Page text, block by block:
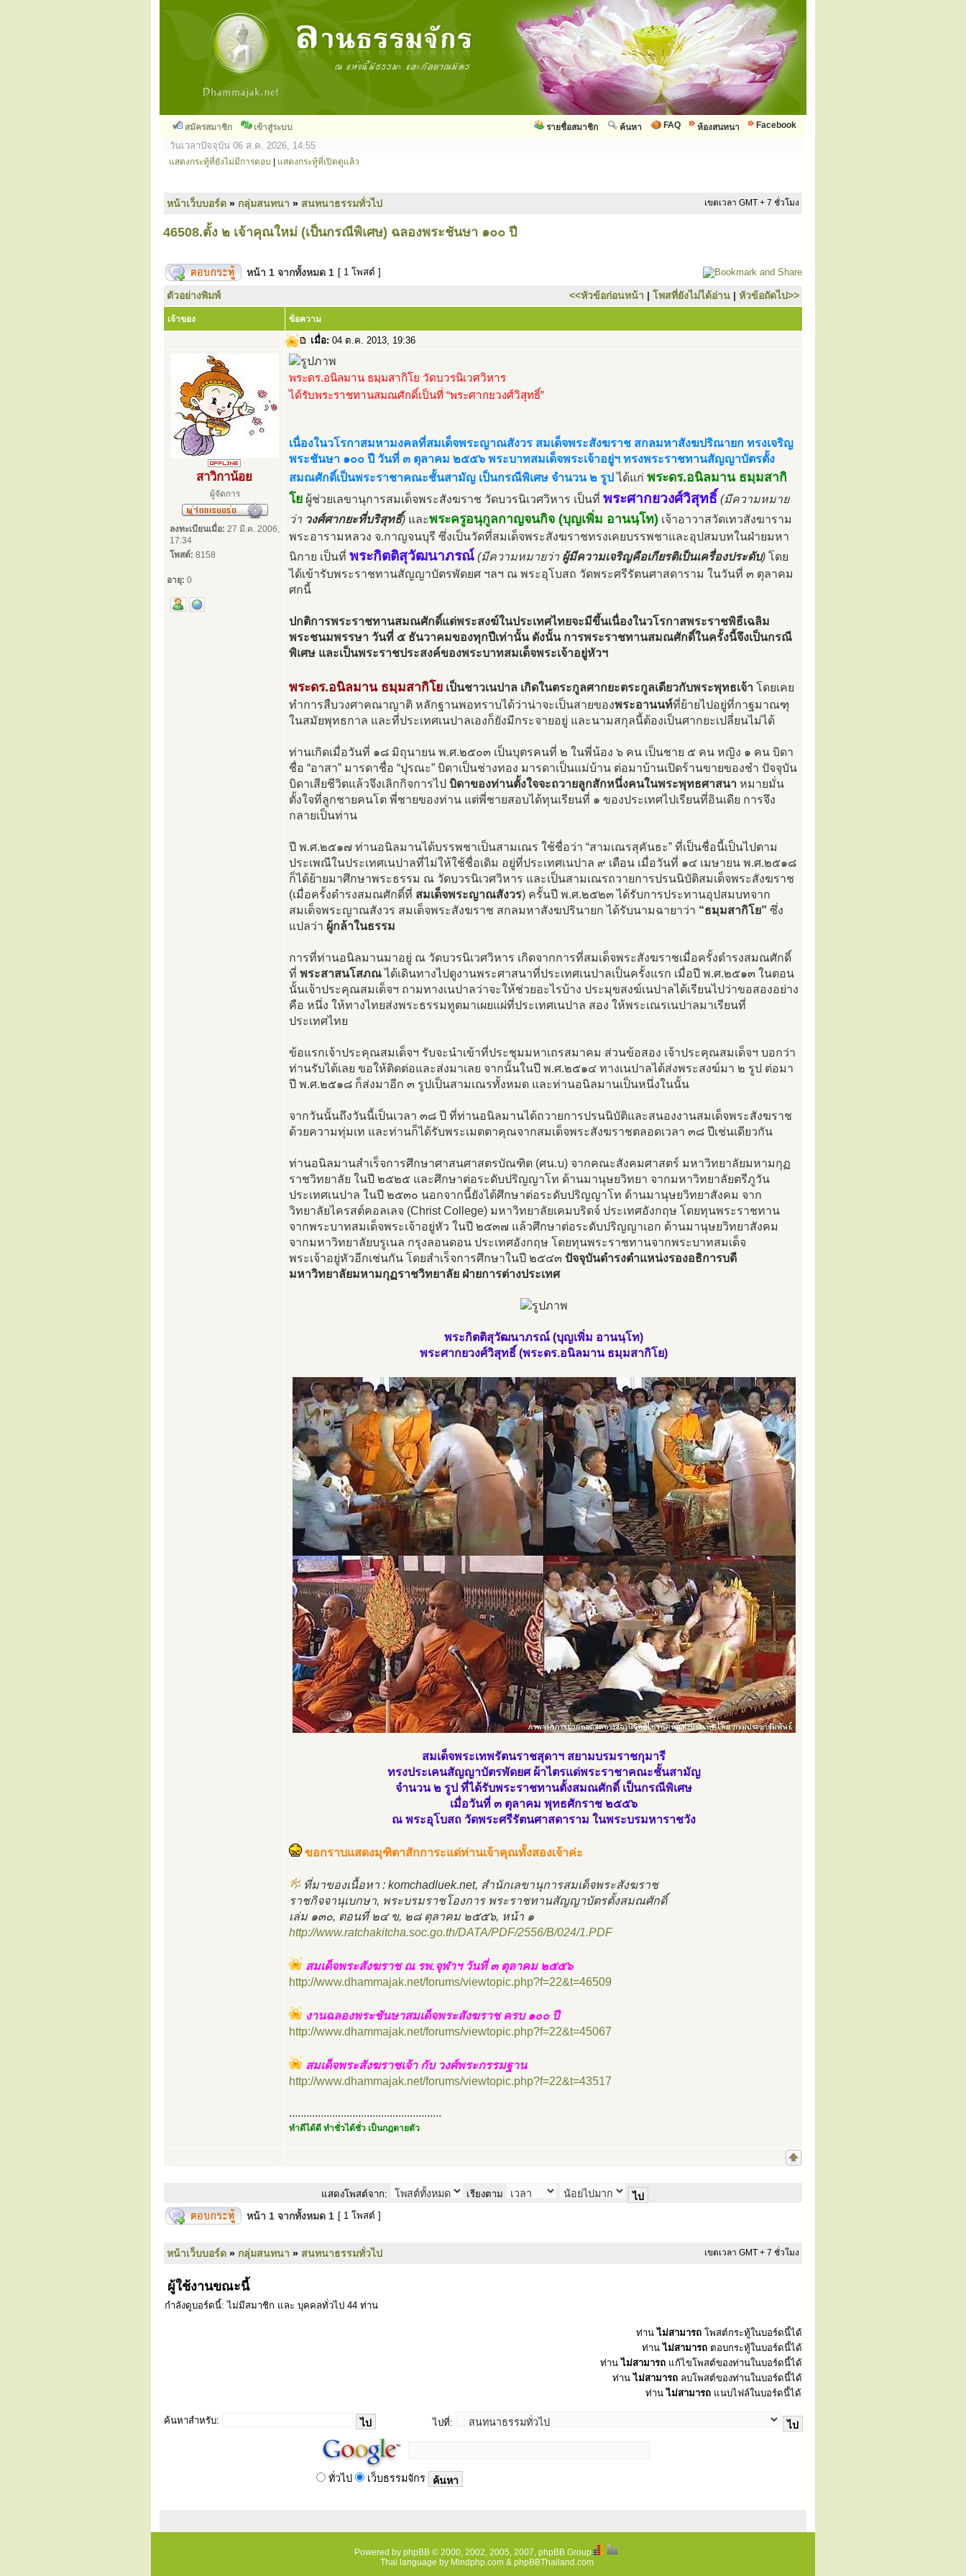
สมัครสมาชิก เข้าสู่ระบบ Facebook
ห้องสนทนา
FAQ
ค้นหา
รายชื่อสมาชิก
วันเวลาปัจจุบัน 06 ส.ค. 2026, 14:55
แสดงกระทู้ที่ยังไม่มีการตอบ แสดงกระทู้ที่เปิดดูแล้ว
หน้าเว็บบอร์ด » กลุ่มสนทนา » สนทนาธรรมทั่วไป เขตเวลา GMT + 7 ชั่วโมง
46508.ตั้ง ๒ เจ้าคุณใหม่ (เป็นกรณีพิเศษ) ฉลองพระชันษา ๑๐๐ ปี
หน้า 1 จากทั้งหมด 1 [ 1 โพสต์ ]
ตัวอย่างพิมพ์ <<หัวข้อก่อนหน้า | โพสที่ยังไม่ได้อ่าน | หัวข้อถัดไป>>
เจ้าของ ข้อความ
เมื่อ: 04 ต.ค. 2013, 19:36
สาวิกาน้อย
ผู้จัดการ
ลงทะเบียนเมื่อ: 27 มี.ค. 2006,
17:34
โพสต์: 8158
อายุ: 0
พระดร.อนิลมาน ธมฺมสากิโย วัดบวรนิเวศวิหาร
ได้รับพระราชทานสมณศักดิ์เป็นที่ “พระศากยวงศ์วิสุทธิ์”
เนื่องในวโรกาสมหามงคลที่สมเด็จพระญาณสังวร สมเด็จพระสังฆราช สกลมหาสังฆปริณายก ทรงเจริญ
พระชันษา ๑๐๐ ปี วันที่ ๓ ตุลาคม ๒๕๕๖ พระบาทสมเด็จพระเจ้าอยู่ฯ ทรงพระราชทานสัญญาบัตรตั้ง
สมณศักดิ์เป็นพระราชาคณะชั้นสามัญ เป็นกรณีพิเศษ จำนวน ๒ รูป ได้แก่ พระดร.อนิลมาน ธมฺมสากิ
โย ผู้ช่วยเลขานุการสมเด็จพระสังฆราช วัดบวรนิเวศวิหาร เป็นที่ พระศากยวงศ์วิสุทธิ์ (มีความหมาย
ว่า วงศ์ศากยะที่บริสุทธิ์) และพระครูอนุกูลกาญจนกิจ (บุญเพิ่ม อานนฺโท) เจ้าอาวาสวัดเทวสังฆาราม
พระอารามหลวง จ.กาญจนบุรี ซึ่งเป็นวัดที่สมเด็จพระสังฆราชทรงเคยบรรพชาและอุปสมบทในฝ่ายมหา
นิกาย เป็นที่ พระกิตติสุวัฒนาภรณ์ (มีความหมายว่า ผู้มีความเจริญคือเกียรติเป็นเครื่องประดับ) โดย
ได้เข้ารับพระราชทานสัญญาบัตรพัดยศ ฯลฯ ณ พระอุโบสถ วัดพระศรีรัตนศาสดาราม ในวันที่ ๓ ตุลาคม
ศกนี้
ปกติการพระราชทานสมณศักดิ์แด่พระสงฆ์ในประเทศไทยจะมีขึ้นเนื่องในวโรกาสพระราชพิธีเฉลิม
พระชนมพรรษา วันที่ ๕ ธันวาคมของทุกปีเท่านั้น ดังนั้น การพระราชทานสมณศักดิ์ในครั้งนี้จึงเป็นกรณี
พิเศษ และเป็นพระราชประสงค์ของพระบาทสมเด็จพระเจ้าอยู่หัวฯ
พระดร.อนิลมาน ธมฺมสากิโย เป็นชาวเนปาล เกิดในตระกูลศากยะตระกูลเดียวกับพระพุทธเจ้า โดยเคย
ทำการสืบวงศาคณาญาติ หลักฐานพอทราบได้ว่าน่าจะเป็นสายของพระอานนท์ที่ย้ายไปอยู่ที่กาฐมาณฑุ
ในสมัยพุทธกาล และที่ประเทศเนปาลเองก็ยังมีกระจายอยู่ และนามสกุลนี้ต้องเป็นศากยะเปลี่ยนไม่ได้
ท่านเกิดเมื่อวันที่ ๑๘ มิถุนายน พ.ศ.๒๕๐๓ เป็นบุตรคนที่ ๒ ในพี่น้อง ๖ คน เป็นชาย ๕ คน หญิง ๑ คน บิดา
ชื่อ “อาสา” มารดาชื่อ “ปุรณะ” บิดาเป็นช่างทอง มารดาเป็นแม่บ้าน ต่อมาบ้านเปิดร้านขายของชำ ปัจจุบัน
บิดาเสียชีวิตแล้วจึงเลิกกิจการไป บิดาของท่านตั้งใจจะถวายลูกสักหนึ่งคนในพระพุทธศาสนา หมายมั่น
ตั้งใจที่ลูกชายคนโต พี่ชายของท่าน แต่พี่ชายสอบได้ทุนเรียนที่ ๑ ของประเทศไปเรียนที่อินเดีย การจึง
กลายเป็นท่าน
ปี พ.ศ.๒๕๑๗ ท่านอนิลมานได้บรรพชาเป็นสามเณร ใช้ชื่อว่า “สามเณรสุคันธะ” ที่เป็นชื่อนี้เป็นไปตาม
ประเพณีในประเทศเนปาลที่ไม่ให้ใช้ชื่อเดิม อยู่ที่ประเทศเนปาล ๙ เดือน เมื่อวันที่ ๑๔ เมษายน พ.ศ.๒๕๑๘
ก็ได้ย้ายมาศึกษาพระธรรม ณ วัดบวรนิเวศวิหาร และเป็นสามเณรถวายการปรนนิบัติสมเด็จพระสังฆราช
(เมื่อครั้งดำรงสมณศักดิ์ที่ สมเด็จพระญาณสังวร) ครั้นปี พ.ศ.๒๕๒๓ ได้รับการประทานอุปสมบทจาก
สมเด็จพระญาณสังวร สมเด็จพระสังฆราช สกลมหาสังฆปรินายก ได้รับนามฉายาว่า “ธมฺมสากิโย” ซึ่ง
แปลว่า ผู้กล้าในธรรม
การที่ท่านอนิลมานมาอยู่ ณ วัดบวรนิเวศวิหาร เกิดจากการที่สมเด็จพระสังฆราชเมื่อครั้งดำรงสมณศักดิ์
ที่ พระสาสนโสภณได้เดินทางไปดูงานพระศาสนาที่ประเทศเนปาลเป็นครั้งแรก เมื่อปี พ.ศ.๒๕๑๓ ในตอน
นั้นเจ้าประคุณสมเด็จฯ ถามทางเนปาลว่าจะให้ช่วยอะไรบ้าง ประมุขสงฆ์เนปาลได้เรียนไปว่าขอสองอย่าง
คือ หนึ่ง ให้ทางไทยส่งพระธรรมทูตมาเผยแผ่ที่ประเทศเนปาล สอง ให้พระเณรเนปาลมาเรียนที่
ประเทศไทย
ข้อแรกเจ้าประคุณสมเด็จฯ รับจะนำเข้าที่ประชุมมหาเถรสมาคม ส่วนข้อสอง เจ้าประคุณสมเด็จฯ บอกว่า
ท่านรับได้เลย ขอให้ติดต่อและส่งมาเลย จากนั้นในปี พ.ศ.๒๕๑๔ ทางเนปาลได้ส่งพระสงฆ์มา ๒ รูป ต่อมา
ปี พ.ศ.๒๕๑๘ ก็ส่งมาอีก ๓ รูปเป็นสามเณรทั้งหมด และท่านอนิลมานเป็นหนึ่งในนั้น
จากวันนั้นถึงวันนี้เป็นเวลา ๓๘ ปี ที่ท่านอนิลมานได้ถวายการปรนนิบัติและสนองงานสมเด็จพระสังฆราช
ด้วยความทุ่มเท และท่านก็ได้รับพระเมตตาคุณจากสมเด็จพระสังฆราชตลอดเวลา ๓๘ ปีเช่นเดียวกัน
ท่านอนิลมานสำเร็จการศึกษาศาสนศาสตรบัณฑิต (ศน.บ) จากคณะสังคมศาสตร์ มหาวิทยาลัยมหามกุฏ
ราชวิทยาลัย ในปี ๒๕๒๕ และศึกษาต่อระดับปริญญาโท ด้านมานุษยวิทยา จากมหาวิทยาลัยตรีภูวัน
ประเทศเนปาล ในปี ๒๕๓๐ นอกจากนี้ยังได้ศึกษาต่อระดับปริญญาโท ด้านมานุษยวิทยาสังคม จาก
วิทยาลัยไครสต์คอลเลจ (Christ College) มหาวิทยาลัยเคมบริดจ์ ประเทศอังกฤษ โดยทุนพระราชทาน
จากพระบาทสมเด็จพระเจ้าอยู่หัว ในปี ๒๕๓๗ แล้วศึกษาต่อระดับปริญญาเอก ด้านมานุษยวิทยาสังคม
จากมหาวิทยาลัยบรูเนล กรุงลอนดอน ประเทศอังกฤษ โดยทุนพระราชทานจากพระบาทสมเด็จ
พระเจ้าอยู่หัวอีกเช่นกัน โดยสำเร็จการศึกษาในปี ๒๕๔๓ ปัจจุบันดำรงตำแหน่งรองอธิการบดี
มหาวิทยาลัยมหามกุฏราชวิทยาลัย ฝ่ายการต่างประเทศ
พระกิตติสุวัฒนาภรณ์ (บุญเพิ่ม อานนฺโท)
พระศากยวงศ์วิสุทธิ์ (พระดร.อนิลมาน ธมฺมสากิโย)
สมเด็จพระเทพรัตนราชสุดาฯ สยามบรมราชกุมารี
ทรงประเคนสัญญาบัตรพัดยศ ผ้าไตรแด่พระราชาคณะชั้นสามัญ
จำนวน ๒ รูป ที่ได้รับพระราชทานตั้งสมณศักดิ์ เป็นกรณีพิเศษ
เมื่อวันที่ ๓ ตุลาคม พุทธศักราช ๒๕๕๖
ณ พระอุโบสถ วัดพระศรีรัตนศาสดาราม ในพระบรมหาราชวัง
ขอกราบแสดงมุฑิตาสักการะแด่ท่านเจ้าคุณทั้งสองเจ้าค่ะ
ที่มาของเนื้อหา : komchadluek.net, สำนักเลขานุการสมเด็จพระสังฆราช
ราชกิจจานุเบกษา, พระบรมราชโองการ พระราชทานสัญญาบัตรตั้งสมณศักดิ์
เล่ม ๑๓๐, ตอนที่ ๒๔ ข, ๒๘ ตุลาคม ๒๕๕๖, หน้า ๑
http://www.ratchakitcha.soc.go.th/DATA/PDF/2556/B/024/1.PDF
สมเด็จพระสังฆราช ณ รพ.จุฬาฯ วันที่ ๓ ตุลาคม ๒๕๕๖
http://www.dhammajak.net/forums/viewtopic.php?f=22&t=46509
งานฉลองพระชันษาสมเด็จพระสังฆราช ครบ ๑๐๐ ปี
http://www.dhammajak.net/forums/viewtopic.php?f=22&t=45067
สมเด็จพระสังฆราชเจ้า กับ วงศ์พระกรรมฐาน
http://www.dhammajak.net/forums/viewtopic.php?f=22&t=43517
.....................................................
ทำดีได้ดี ทำชั่วได้ชั่ว เป็นกฎตายตัว
แสดงโพสต์จาก: เรียงตาม
หน้า 1 จากทั้งหมด 1 [ 1 โพสต์ ]
หน้าเว็บบอร์ด » กลุ่มสนทนา » สนทนาธรรมทั่วไป เขตเวลา GMT + 7 ชั่วโมง
ผู้ใช้งานขณะนี้
กำลังดูบอร์ดนี้: ไม่มีสมาชิก และ บุคคลทั่วไป 44 ท่าน
ท่านไม่สามารถ โพสต์กระทู้ในบอร์ดนี้ได้
ท่านไม่สามารถ ตอบกระทู้ในบอร์ดนี้ได้
ท่านไม่สามารถ แก้ไขโพสต์ของท่านในบอร์ดนี้ได้
ท่านไม่สามารถ ลบโพสต์ของท่านในบอร์ดนี้ได้
ท่านไม่สามารถ แนบไฟล์ในบอร์ดนี้ได้
ค้นหาสำหรับ: ไปที่:
ทั่วไป เว็บธรรมจักร
Powered by phpBB © 2000, 2002, 2005, 2007, phpBB Group
Thai language by Mindphp.com& phpBBThailand.com